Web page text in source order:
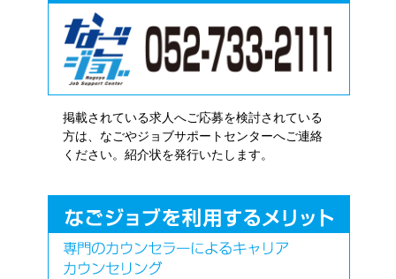
掲載されている求人へご応募を検討されている
方は、なごやジョブサポートセンターへご連絡
ください。紹介状を発行いたします。